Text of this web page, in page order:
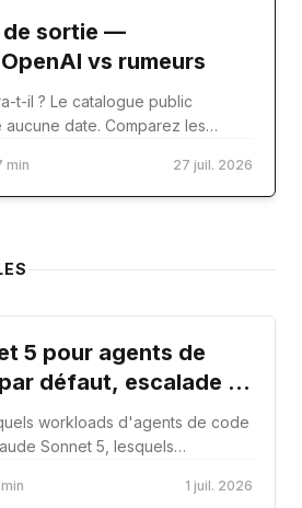
de sortie —
vs rumeurs
t-il ? Le catalogue public
date. Comparez les
min 27 juil. 2026
5 pour agents de
défaut, escalade et
workloads d'agents de code
Sonnet 5, lesquels
fallback.
min 1 juil. 2026